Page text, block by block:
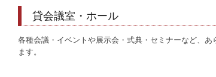
貸会議室・ホール
各種会議・イベントや展示会・式典・セミナーなど、
ます。